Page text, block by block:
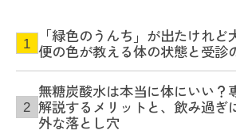
「緑色のうんち」が出たけれど
便の色が教える体の状態と受診
無糖炭酸水は本当に体にいい？
解説するメリットと、飲み過ぎ
外な落とし穴